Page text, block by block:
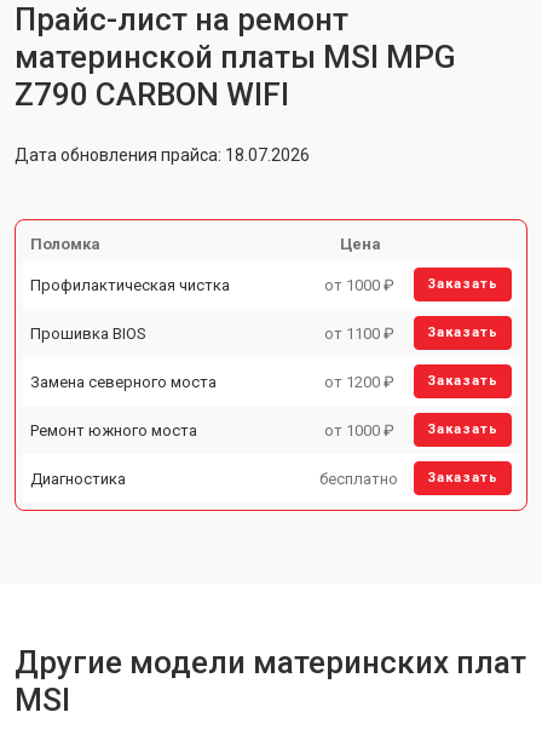
Прайс-лист на ремонт
материнской платы MSI MPG
Z790 CARBON WIFI
Дата обновления прайса: 18.07.2026
Поломка Цена
Профилактическая чистка от 1000 ₽ Заказать
Прошивка BIOS от 1100 ₽ Заказать
Замена северного моста от 1200 ₽ Заказать
Ремонт южного моста от 1000 ₽ Заказать
Диагностика бесплатно Заказать
Другие модели материнских плат
MSI